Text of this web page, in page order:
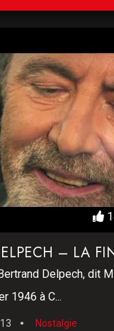
Delpech, dit
1946 à C...
Nostalgie